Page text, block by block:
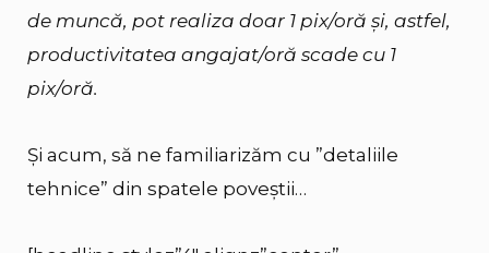
de muncă, pot realiza doar 1 pix/oră și, astfel,
productivitatea angajat/oră scade cu 1
pix/oră.
Și acum, să ne familiarizăm cu ”detaliile
tehnice” din spatele poveștii…